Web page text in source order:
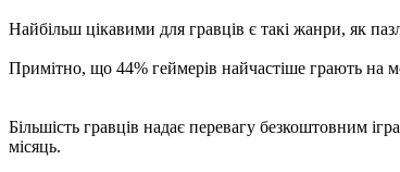
Найбільш цікавими для гравців є такі жанри, як
Примітно, що 44% геймерів найчастіше грають на
Більшість гравців надає перевагу безкоштовним
місяць.